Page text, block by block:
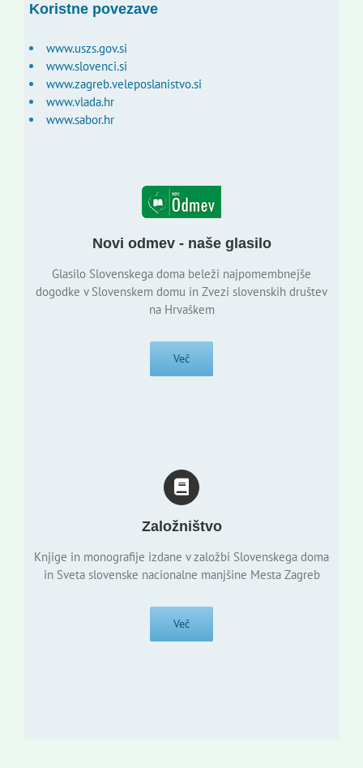
Koristne povezave
www.uszs.gov.si
www.slovenci.si
www.zagreb.veleposlanistvo.si
www.vlada.hr
www.sabor.hr
Novi odmev - naše glasilo
Glasilo Slovenskega doma beleži najpomembnejše
dogodke v Slovenskem domu in Zvezi slovenskih društev
na Hrvaškem
Več
Založništvo
Knjige in monografije izdane v založbi Slovenskega doma
in Sveta slovenske nacionalne manjšine Mesta Zagreb
Več